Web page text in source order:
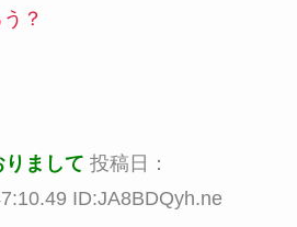
？
まして 投稿日：
ID:JA8BDQyh.ne